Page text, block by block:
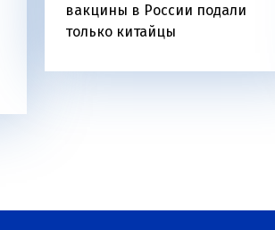
вакцины в России подали
только китайцы